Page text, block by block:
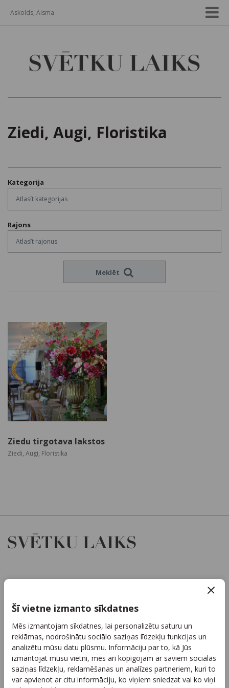
Šī vietne izmanto sīkdatnes
Mēs izmantojam sīkdatnes, lai personalizētu saturu un
reklāmas, nodrošinātu sociālo saziņas līdzekļu funkcijas un
analizētu mūsu datu plūsmu. Informāciju par to, kā Jūs
izmantojat mūsu vietni, mēs arī kopīgojam ar saviem sociālās
saziņas līdzekļu, reklamēšanas un analīzes partneriem, kuri to
var apvienot ar citu informāciju, ko viņiem sniedzat vai ko viņi
Askolds, Aisma
Ziedi, Augi, Floristika
Kategorija
Rajons
Meklēt
Ziedu tirgotava lakstos
Ziedi, Augi, Floristika
Reklāma
Arhīvs
Sadarbība
Autortiesības
Privātuma politika